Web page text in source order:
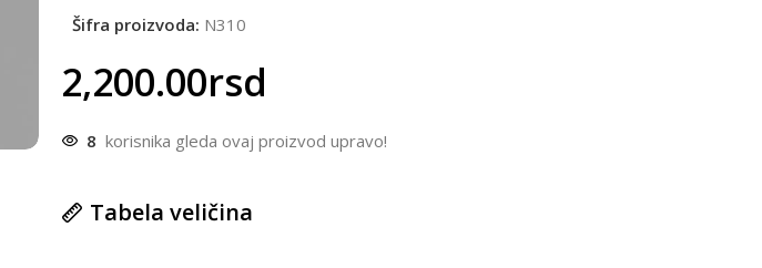
Šifra proizvoda: N310
2,200.00rsd
8 korisnika gleda ovaj proizvod upravo!
Tabela veličina